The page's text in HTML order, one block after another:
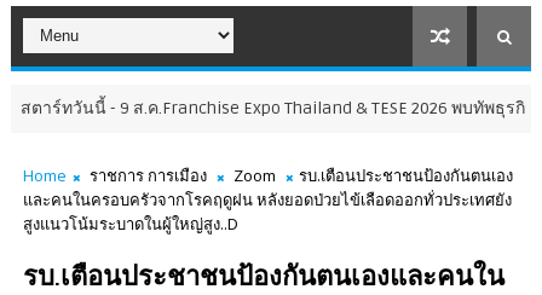
- 9 ส.ค.Franchise Expo Thailand & TESE 2026 พบทัพธุรกิจ&แฟรนไช
Home ราชการ การเมือง Zoom
รบ.เตือนประชาชนป้องกันตนเอง
และคนในครอบครัวจากโรคฤดูฝน หลังยอดป่วยไข้เลือดออกทั่วประเทศยัง
สูงแนวโน้มระบาดในผู้ใหญ่สูง..D
รบ.เตือนประชาชนป้องกันตนเองและคนใน